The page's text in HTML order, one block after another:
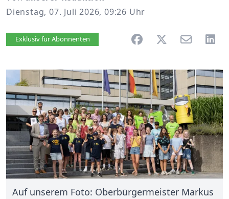
Dienstag, 07. Juli 2026, 09:26 Uhr
Artikel vorlesen
Exklusiv für Abonnenten
Auf unserem Foto: Oberbürgermeister Markus